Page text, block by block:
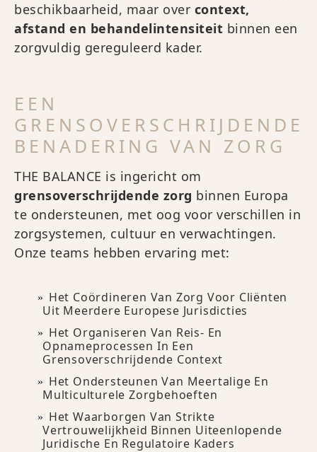
beschikbaarheid, maar over context,
afstand en behandelintensiteit binnen een
zorgvuldig gereguleerd kader.
EEN
GRENSOVERSCHRIJDENDE
BENADERING VAN ZORG
THE BALANCE is ingericht om
grensoverschrijdende zorg binnen Europa
te ondersteunen, met oog voor verschillen in
zorgsystemen, cultuur en verwachtingen.
Onze teams hebben ervaring met:
Het Coördineren Van Zorg Voor Cliënten
Uit Meerdere Europese Jurisdicties
Het Organiseren Van Reis- En
Opnameprocessen In Een
Grensoverschrijdende Context
Het Ondersteunen Van Meertalige En
Multiculturele Zorgbehoeften
Het Waarborgen Van Strikte
Vertrouwelijkheid Binnen Uiteenlopende
Juridische En Regulatoire Kaders